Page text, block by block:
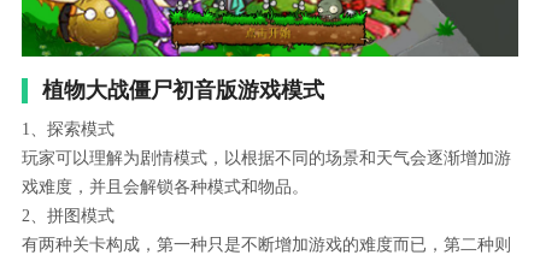
植物大战僵尸初音版游戏模式
1、探索模式
玩家可以理解为剧情模式，以根据不同的场景和天气会逐渐增加游
戏难度，并且会解锁各种模式和物品。
2、拼图模式
有两种关卡构成，第一种只是不断增加游戏的难度而已，第二种则